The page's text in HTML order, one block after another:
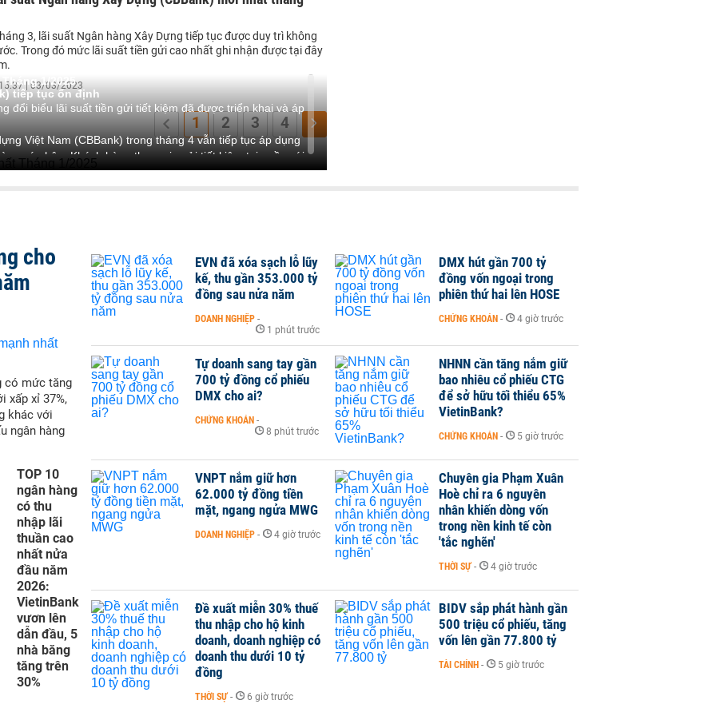
3, lãi suất Ngân hàng Xây Dựng tiếp tục được duy trì không
Trong đó mức lãi suất tiền gửi cao nhất ghi nhận được tại đây
15:37 | 03/03/2023
1 2 3 4
1/2025
tiếp tục ổn định
đổi biểu lãi suất tiền gửi tiết kiệm đã được triển khai và áp
Việt Nam (CBBank) trong tháng 4 vẫn tiếp tục áp dụng
cá nhân. Khách hàng tham gia gửi tiết kiệm tại quầy với
năm đến 7,5%/năm, lĩnh lãi cuối kỳ.
là 3,9%/năm.
tiết kiệm tại kỳ hạn 6 tháng ghi nhận được là
đến 11 tháng có lãi suất ghi nhận được là 7,1%/năm.
hàng đăng ký gửi tiết kiệm tại kỳ hạn 12 tháng. Với
60 tháng, lãi suất tiết kiệm đang được niêm yết ở cùng
3 tuần sẽ nhận lãi suất ở mức 0,2%/năm. Tiền gửi không kỳ
hình thức nhận lãi phù hợp với nhu cầu cá nhân với nhiều kỳ
năm), Trả lãi hàng quý (6,42% - 7,241%/năm), Trả lãi
tháng 4/2023
cho
có mức tăng
xấp xỉ 37%,
khác với
ngân hàng
TOP 10
ngân hàng
có thu
nhập lãi
thuần cao
nhất nửa
đầu năm
2026:
VietinBank
vươn lên
dẫn đầu, 5
nhà băng
tăng trên
30%
EVN đã xóa sạch lỗ lũy
kế, thu gần 353.000 tỷ
đồng sau nửa năm
DOANH NGHIỆP -
1 phút trước
DMX hút gần 700 tỷ
đồng vốn ngoại trong
phiên thứ hai lên HOSE
CHỨNG KHOÁN - 4 giờ trước
Tự doanh sang tay gần
700 tỷ đồng cổ phiếu
DMX cho ai?
CHỨNG KHOÁN -
8 phút trước
NHNN cần tăng nắm giữ
bao nhiêu cổ phiếu CTG
để sở hữu tối thiểu 65%
VietinBank?
CHỨNG KHOÁN - 5 giờ trước
VNPT nắm giữ hơn
62.000 tỷ đồng tiền
mặt, ngang ngửa MWG
DOANH NGHIỆP - 4 giờ trước
Chuyên gia Phạm Xuân
Hoè chỉ ra 6 nguyên
nhân khiến dòng vốn
trong nền kinh tế còn
'tắc nghẽn'
THỜI SỰ - 4 giờ trước
Đề xuất miễn 30% thuế
thu nhập cho hộ kinh
doanh, doanh nghiệp có
doanh thu dưới 10 tỷ
đồng
THỜI SỰ - 6 giờ trước
BIDV sắp phát hành gần
500 triệu cổ phiếu, tăng
vốn lên gần 77.800 tỷ
TÀI CHÍNH - 5 giờ trước